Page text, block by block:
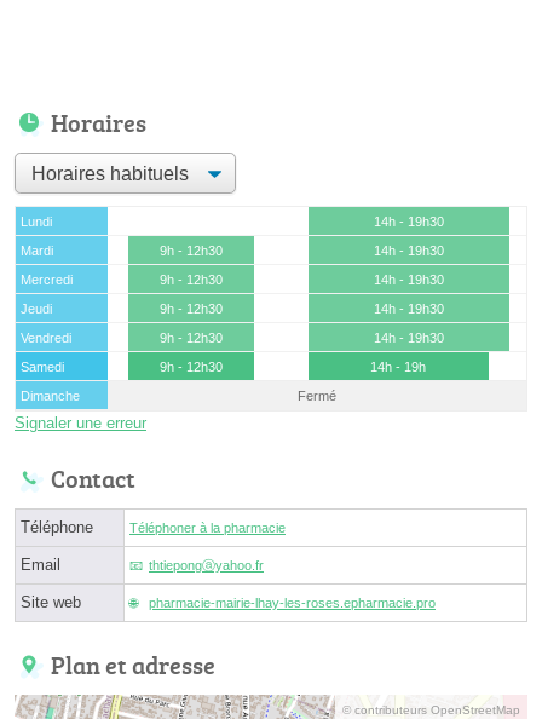
Horaires
Lundi
14h - 19h30
Mardi
9h - 12h30
14h - 19h30
Mercredi
9h - 12h30
14h - 19h30
Jeudi
9h - 12h30
14h - 19h30
Vendredi
9h - 12h30
14h - 19h30
Samedi
9h - 12h30
14h - 19h
Dimanche
Fermé
Signaler une erreur
Contact
Téléphone Téléphoner à la pharmacie
Email thtiepongⓐyahoo.fr
Site web pharmacie-mairie-lhay-les-roses.epharmacie.pro
Plan et adresse
© contributeurs OpenStreetMap